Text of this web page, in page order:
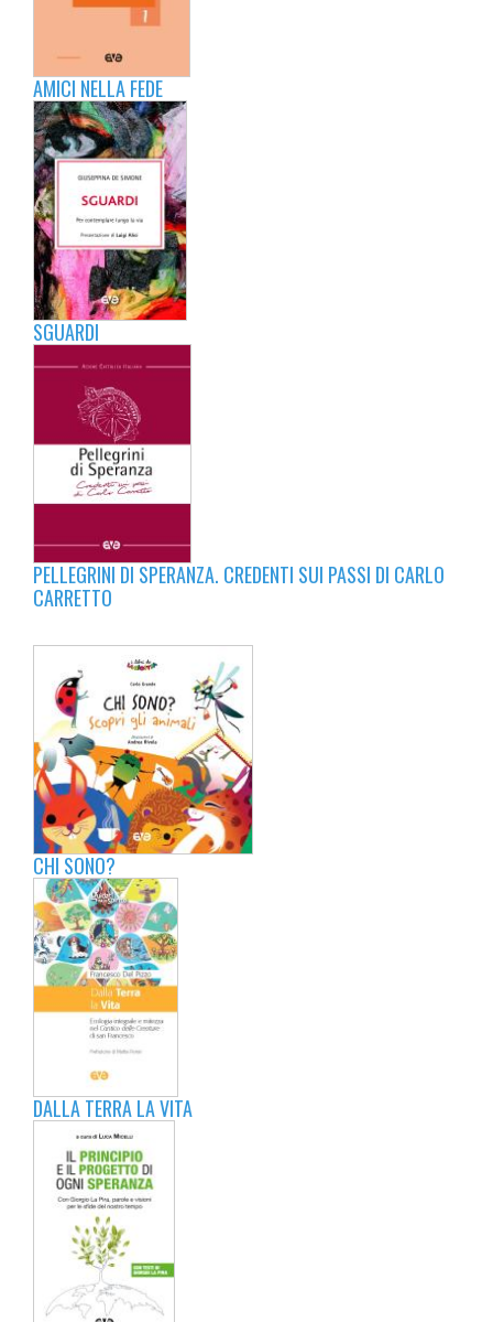
AMICI NELLA FEDE
SGUARDI
PELLEGRINI DI SPERANZA. CREDENTI SUI PASSI DI CARLO
CARRETTO
CHI SONO?
DALLA TERRA LA VITA